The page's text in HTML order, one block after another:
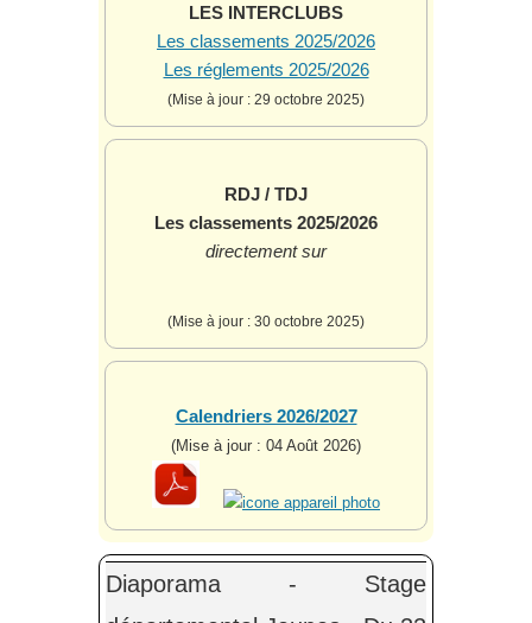
LES INTERCLUBS
Les classements 2025/2026
Les réglements 2025/2026
(Mise à jour : 29 octobre 2025)
RDJ / TDJ
Les classements 2025/2026
directement sur
(Mise à jour : 30 octobre 2025)
Calendriers 2026/2027
(Mise à jour : 04 Août 2026)
Diaporama - Stage